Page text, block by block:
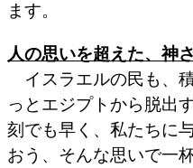
ます。
人の思いを超えた、神
イスラエルの民も、
っとエジプトから脱出
刻でも早く、私たちに
おう、そんな思いで一